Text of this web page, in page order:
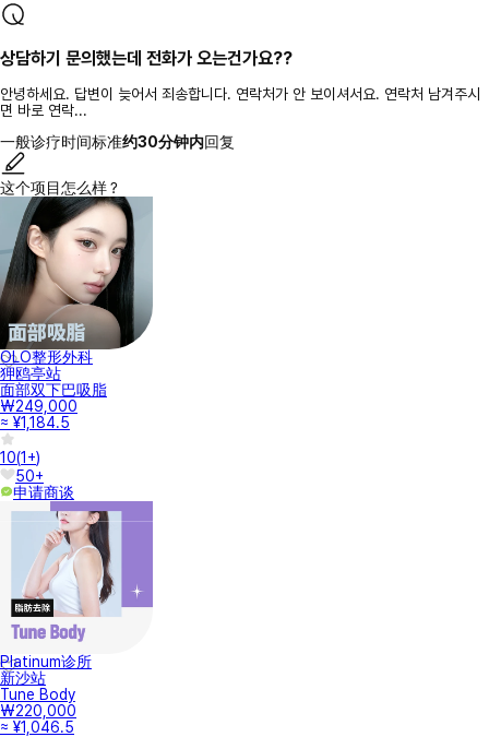
상담하기 문의했는데 전화가 오는건가요??
안녕하세요. 답변이 늦어서 죄송합니다. 연락처가 안 보이셔서요. 연락처 남겨주시
면 바로 연락...
一般诊疗时间标准约30分钟内回复
这个项目怎么样？
OLO整形外科
狎鸥亭站
面部双下巴吸脂
₩249,000
≈ ¥1,184.5
10(1+)
50+
申请商谈
Platinum诊所
新沙站
Tune Body
₩220,000
≈ ¥1,046.5